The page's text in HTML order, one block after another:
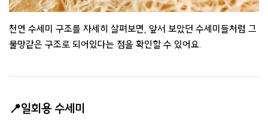
천연 수세미 구조를 자세히 살펴보면, 앞서 보았던 수세미들처럼 그
물망같은 구조로 되어있다는 점을 확인할 수 있어요.
📍일회용 수세미